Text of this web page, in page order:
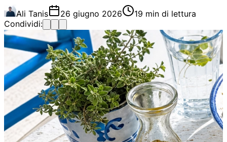
Ali Tanis 26 giugno 2026
19 min di lettura
Condividi: